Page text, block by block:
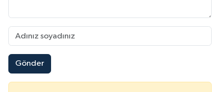
Gönder